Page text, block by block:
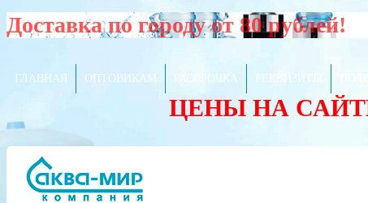
Доставка по городу от 80 рублей!
ГЛАВНАЯ ОПТОВИКАМ РАССРОЧКА РЕКВИЗИТЫ
ЦЕНЫ НА